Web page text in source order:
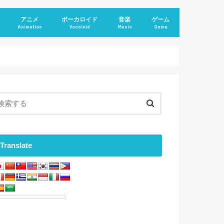
アニメ
Animation
ボーカロイド
Vocaloid
音楽
Music
ゲーム
Game
Translate